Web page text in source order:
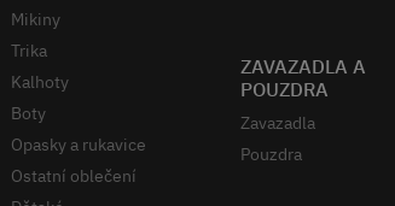
Mikiny
Trika
Kalhoty
Boty
Opasky a rukavice
Ostatní oblečení
ZAVAZADLA A
POUZDRA
Zavazadla
Pouzdra